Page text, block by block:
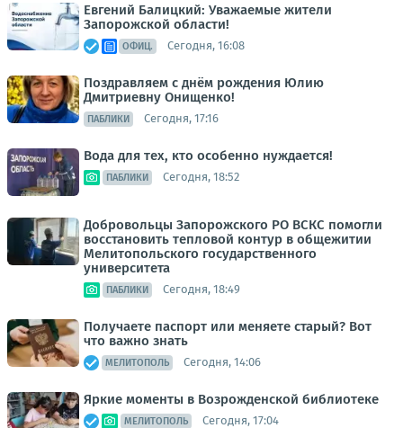
Евгений Балицкий: Уважаемые жители
Запорожской области!
ОФИЦ. Сегодня, 16:08
Поздравляем с днём рождения Юлию
Дмитриевну Онищенко!
ПАБЛИКИ Сегодня, 17:16
Вода для тех, кто особенно нуждается!
ПАБЛИКИ Сегодня, 18:52
Добровольцы Запорожского РО ВСКС помогли
восстановить тепловой контур в общежитии
Мелитопольского государственного
университета
ПАБЛИКИ Сегодня, 18:49
Получаете паспорт или меняете старый? Вот
что важно знать
МЕЛИТОПОЛЬ Сегодня, 14:06
Яркие моменты в Возрожденской библиотеке
МЕЛИТОПОЛЬ Сегодня, 17:04